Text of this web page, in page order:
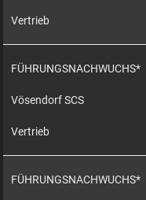
Vertrieb
FÜHRUNGSNACHWUCHS*
Vösendorf SCS
Vertrieb
FÜHRUNGSNACHWUCHS*